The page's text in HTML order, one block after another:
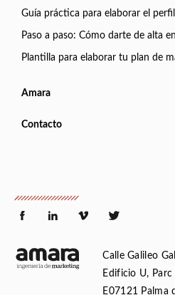
Guía práctica para elaborar el
Paso a paso: Cómo darte de alta
Plantilla para elaborar tu plan de
Amara
Contacto
Calle Galileo
Edificio U, Parc
E07121 Palma